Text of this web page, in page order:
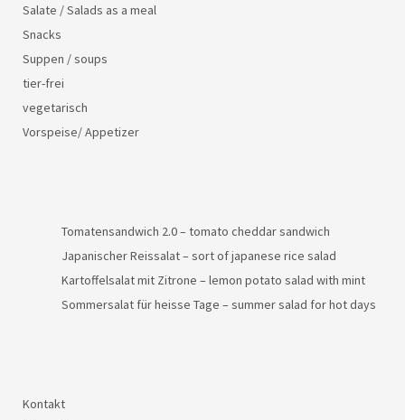
Salate / Salads as a meal
Snacks
Suppen / soups
tier-frei
vegetarisch
Vorspeise/ Appetizer
Tomatensandwich 2.0 – tomato cheddar sandwich
Japanischer Reissalat – sort of japanese rice salad
Kartoffelsalat mit Zitrone – lemon potato salad with mint
Sommersalat für heisse Tage – summer salad for hot days
Kontakt